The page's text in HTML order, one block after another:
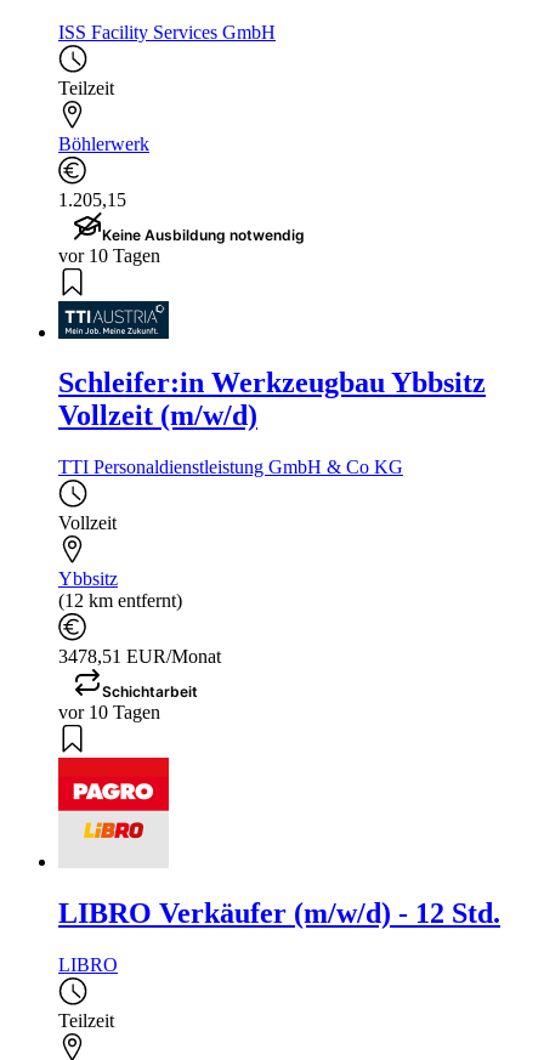
ISS Facility Services GmbH
Teilzeit
Böhlerwerk
1.205,15
Keine Ausbildung notwendig
vor 10 Tagen
Schleifer:in Werkzeugbau Ybbsitz
Vollzeit (m/w/d)
TTI Personaldienstleistung GmbH & Co KG
Vollzeit
Ybbsitz
(12 km entfernt)
3478,51 EUR/Monat
Schichtarbeit
vor 10 Tagen
LIBRO Verkäufer (m/w/d) - 12 Std.
LIBRO
Teilzeit